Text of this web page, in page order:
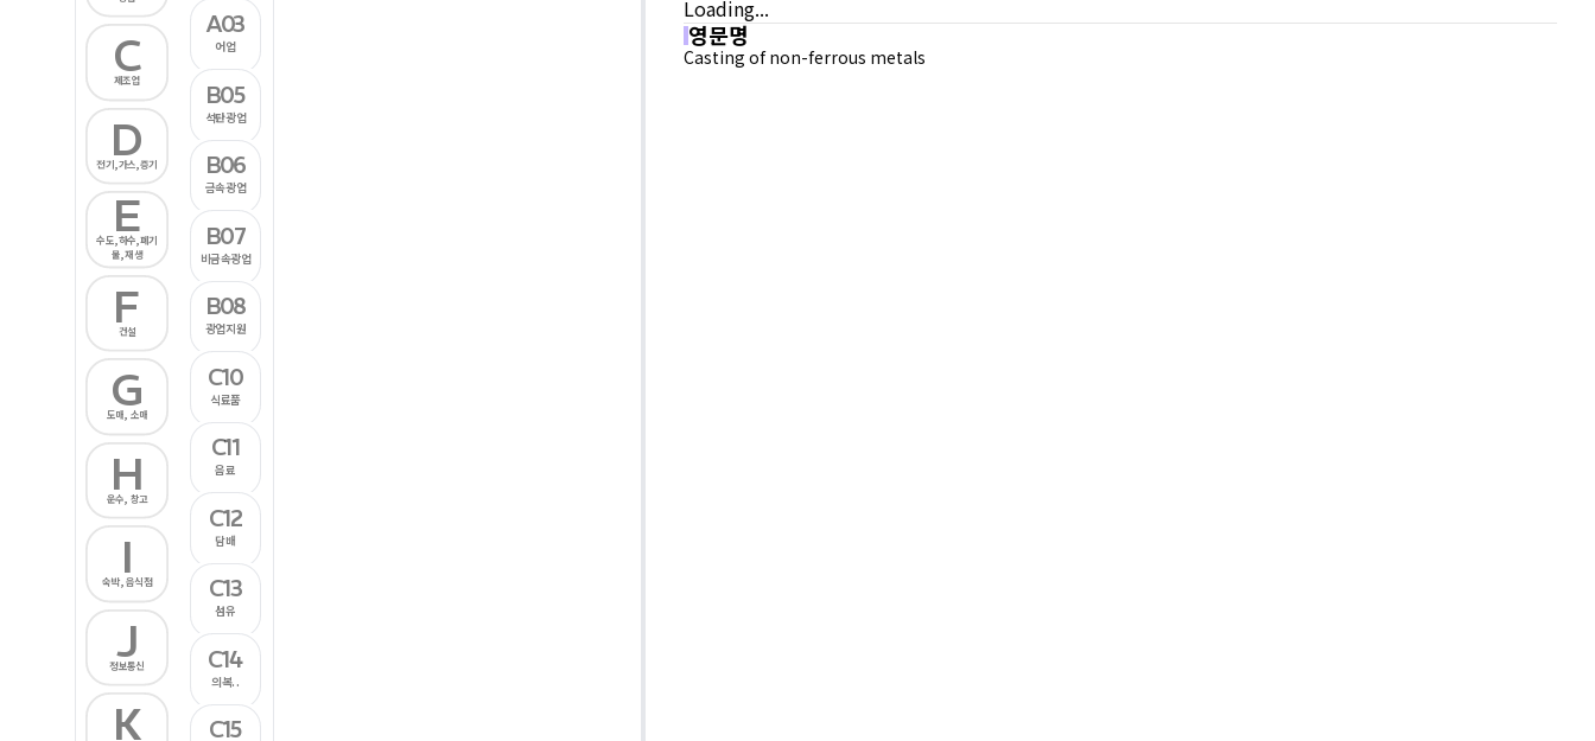
C
제조업
D
전기,가스,증기
E
수도,하수,폐기
물,재생
F
건설
G
도매, 소매
H
운수, 창고
I
숙박, 음식점
J
정보통신
K
A03
어업
B05
석탄광업
B06
금속광업
B07
비금속광업
B08
광업지원
C10
식료품
C11
음료
C12
담배
C13
섬유
C14
의복..
C15
Loading...
영문명
Casting of non-ferrous metals